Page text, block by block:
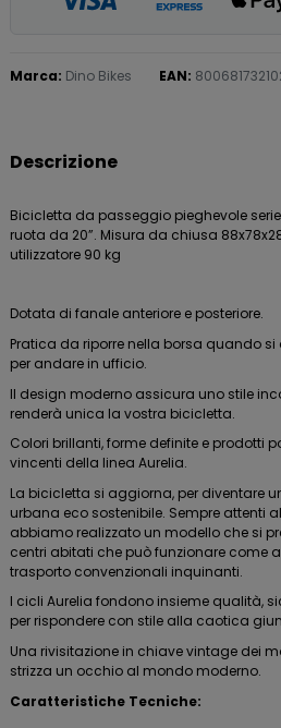
Marca: Dino Bikes EAN:
Descrizione
Bicicletta da passeggio pieghevole
ruota da 20”. Misura da chiusa
utilizzatore 90 kg
Dotata di fanale anteriore e posteriore.
Pratica da riporre nella borsa quando
per andare in ufficio.
Il design moderno assicura uno stile
renderà unica la vostra bicicletta.
Colori brillanti, forme definite e prodotti
vincenti della linea Aurelia.
La bicicletta si aggiorna, per diventare
urbana eco sostenibile. Sempre attenti
abbiamo realizzato un modello che si
centri abitati che può funzionare come
trasporto convenzionali inquinanti.
I cicli Aurelia fondono insieme qualità,
per rispondere con stile alla caotica
Una rivisitazione in chiave vintage dei
strizza un occhio al mondo moderno.
Caratteristiche Tecniche: